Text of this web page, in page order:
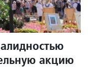
акцию